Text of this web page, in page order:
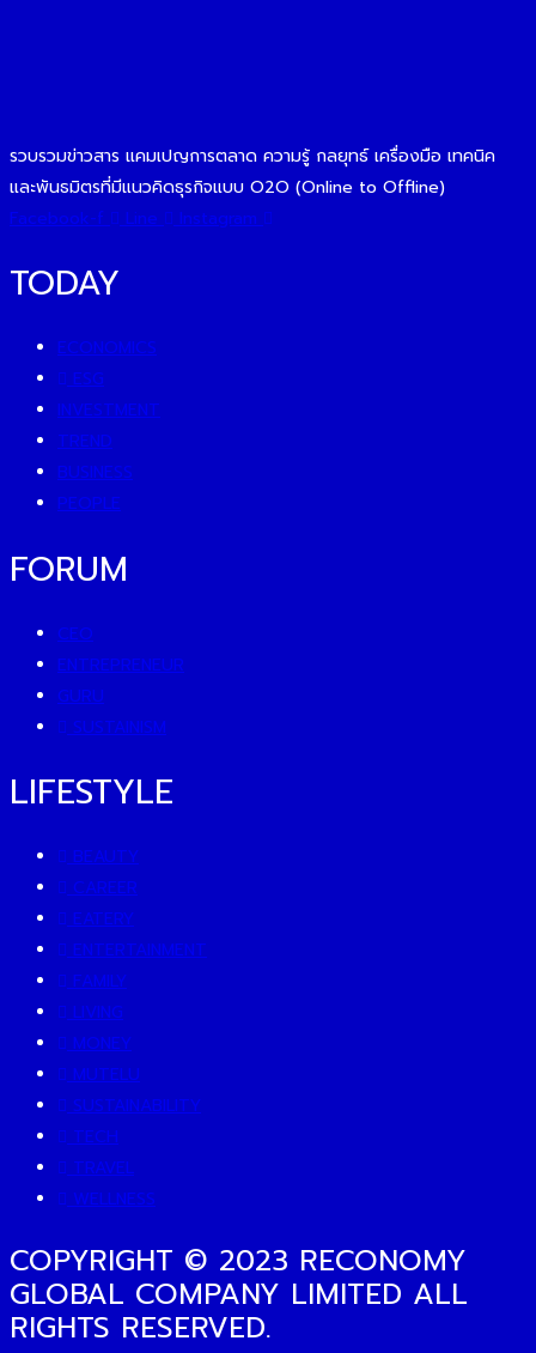
รวบรวมข่าวสาร แคมเปญการตลาด ความรู้ กลยุทธ์ เครื่องมือ เทคนิค
และพันธมิตรที่มีแนวคิดธุรกิจแบบ O2O (Online to Offline)
Facebook-f
Line Instagram
TODAY
ECONOMICS
ESG
INVESTMENT
TREND
BUSINESS
PEOPLE
FORUM
CEO
ENTREPRENEUR
GURU
SUSTAINISM
LIFESTYLE
BEAUTY
CAREER
EATERY
ENTERTAINMENT
FAMILY
LIVING
MONEY
MUTELU
SUSTAINABILITY
TECH
TRAVEL
WELLNESS
COPYRIGHT © 2023 RECONOMY
GLOBAL COMPANY LIMITED ALL
RIGHTS RESERVED.